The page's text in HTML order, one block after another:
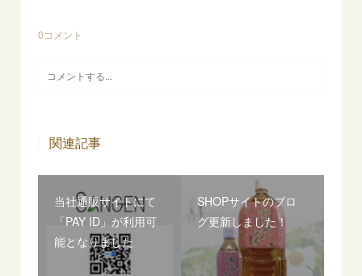
0コメント
関連記事
当社通販サイトにて
「PAY ID」が利用可
能となりました
SHOPサイトのブロ
グ更新しました！